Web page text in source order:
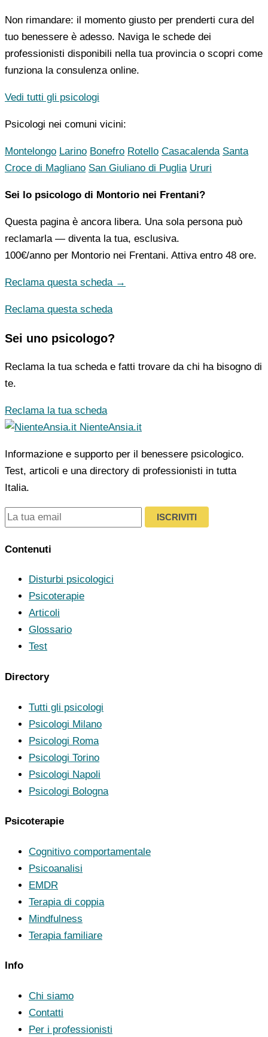
Non rimandare: il momento giusto per prenderti cura del
tuo benessere è adesso. Naviga le schede dei
professionisti disponibili nella tua provincia o scopri come
funziona la consulenza online.
Vedi tutti gli psicologi
Psicologi nei comuni vicini:
Montelongo Larino Bonefro Rotello Casacalenda Santa
Croce di Magliano San Giuliano di Puglia Ururi
Sei lo psicologo di Montorio nei Frentani?
Questa pagina è ancora libera. Una sola persona può
reclamarla — diventa la tua, esclusiva.
100€/anno per Montorio nei Frentani. Attiva entro 48 ore.
Reclama questa scheda →
Reclama questa scheda
Sei uno psicologo?
Reclama la tua scheda e fatti trovare da chi ha bisogno di
te.
Reclama la tua scheda
NienteAnsia.it
Informazione e supporto per il benessere psicologico.
Test, articoli e una directory di professionisti in tutta
Italia.
ISCRIVITI
Contenuti
Disturbi psicologici
Psicoterapie
Articoli
Glossario
Test
Directory
Tutti gli psicologi
Psicologi Milano
Psicologi Roma
Psicologi Torino
Psicologi Napoli
Psicologi Bologna
Psicoterapie
Cognitivo comportamentale
Psicoanalisi
EMDR
Terapia di coppia
Mindfulness
Terapia familiare
Info
Chi siamo
Contatti
Per i professionisti